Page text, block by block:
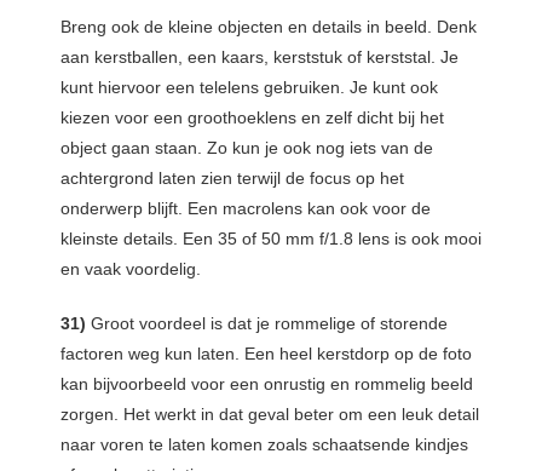
Breng ook de kleine objecten en details in beeld. Denk
aan kerstballen, een kaars, kerststuk of kerststal. Je
kunt hiervoor een telelens gebruiken. Je kunt ook
kiezen voor een groothoeklens en zelf dicht bij het
object gaan staan. Zo kun je ook nog iets van de
achtergrond laten zien terwijl de focus op het
onderwerp blijft. Een macrolens kan ook voor de
kleinste details. Een 35 of 50 mm f/1.8 lens is ook mooi
en vaak voordelig.
31) Groot voordeel is dat je rommelige of storende
factoren weg kun laten. Een heel kerstdorp op de foto
kan bijvoorbeeld voor een onrustig en rommelig beeld
zorgen. Het werkt in dat geval beter om een leuk detail
naar voren te laten komen zoals schaatsende kindjes